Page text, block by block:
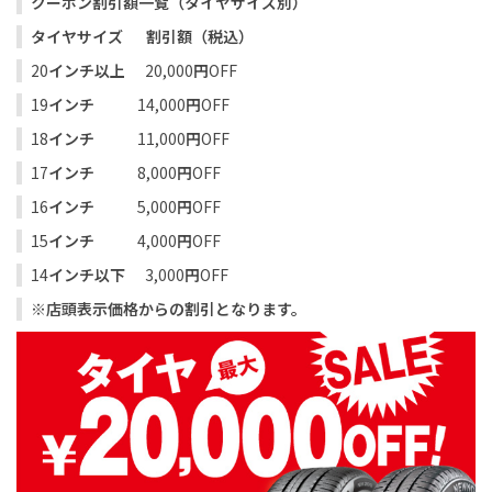
タイヤサイズ
割引額（税込）
20インチ以上 20,000円OFF
19インチ 14,000円OFF
18インチ 11,000円OFF
17インチ 8,000円OFF
16インチ 5,000円OFF
15インチ 4,000円OFF
14インチ以下 3,000円OFF
※店頭表示価格からの割引となります。